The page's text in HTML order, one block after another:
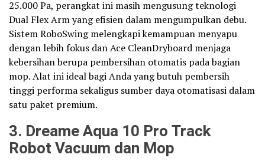
25.000 Pa, perangkat ini masih mengusung teknologi
Dual Flex Arm yang efisien dalam mengumpulkan debu.
Sistem RoboSwing melengkapi kemampuan menyapu
dengan lebih fokus dan Ace CleanDryboard menjaga
kebersihan berupa pembersihan otomatis pada bagian
mop. Alat ini ideal bagi Anda yang butuh pembersih
tinggi performa sekaligus sumber daya otomatisasi dalam
satu paket premium.
3. Dreame Aqua 10 Pro Track
Robot Vacuum dan Mop